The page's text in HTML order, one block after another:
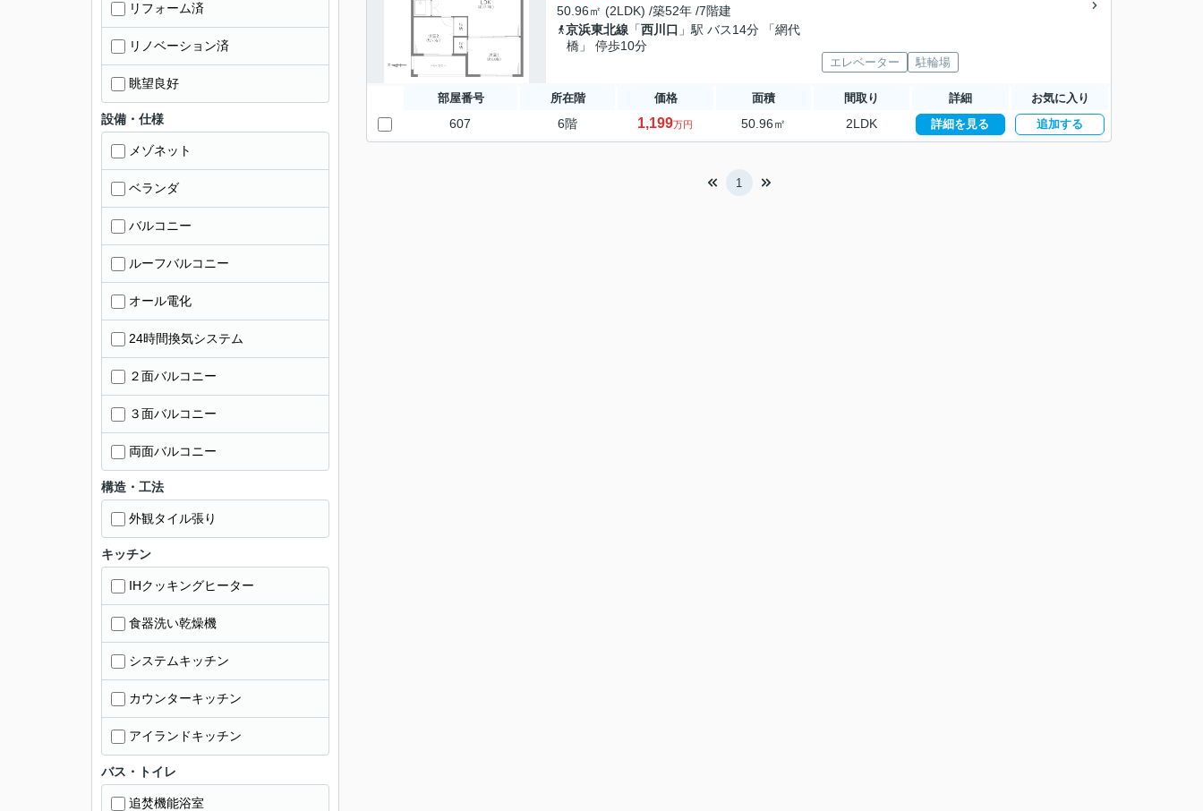
50.96㎡ (2LDK) /築52年 /7階建
京浜東北線 「西川口 」駅 バス14分 「網代
橋」 停歩10分
エレベーター 駐輪場
部屋番号 所在階 価格 面積 間取り 詳細 お気に入り
607 6階 1,199万円 50.96㎡ 2LDK 詳細を見る 追加する
1
リフォーム済
リノベーション済
眺望良好
設備・仕様
メゾネット
ベランダ
バルコニー
ルーフバルコニー
オール電化
24時間換気システム
２面バルコニー
３面バルコニー
両面バルコニー
構造・工法
外観タイル張り
キッチン
IHクッキングヒーター
食器洗い乾燥機
システムキッチン
カウンターキッチン
アイランドキッチン
バス・トイレ
追焚機能浴室